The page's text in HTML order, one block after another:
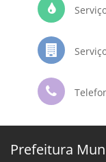
Prefeitura